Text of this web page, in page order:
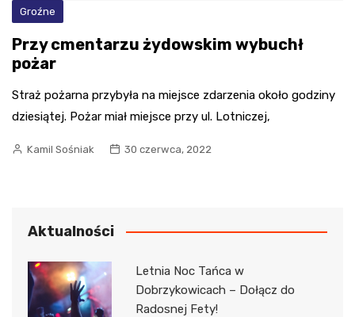
Groźne
Przy cmentarzu żydowskim wybuchł
pożar
Straż pożarna przybyła na miejsce zdarzenia około godziny
dziesiątej. Pożar miał miejsce przy ul. Lotniczej,
Kamil Sośniak 30 czerwca, 2022
Aktualności
Letnia Noc Tańca w
Dobrzykowicach – Dołącz do
Radosnej Fety!